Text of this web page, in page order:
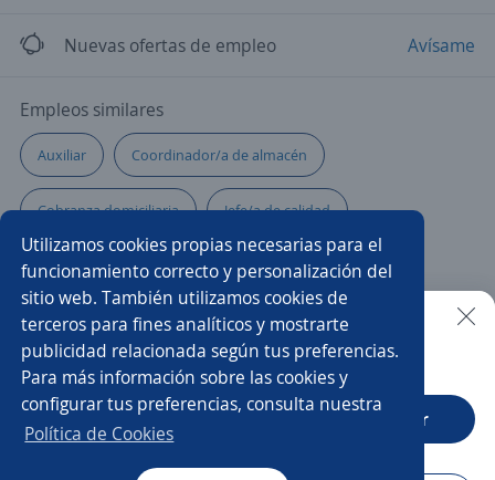
Utilizamos cookies propias necesarias para el
funcionamiento correcto y personalización del
sitio web. También utilizamos cookies de
terceros para fines analíticos y mostrarte
publicidad relacionada según tus preferencias.
Para más información sobre las cookies y
configurar tus preferencias, consulta nuestra
Política de Cookies
Nuevas ofertas de empleo Avísame
Empleos similares
Auxiliar Coordinador/a de almacén
Cobranza domiciliaria Jefe/a de calidad
Responsable de crédito y cobranza Técnico/a
Costurero/a Encargado/a Igualador/a
Auxiliar de cocina Gerente de operaciones
Tornero fresador
Buscar es más fácil en la app
CT App Abrir